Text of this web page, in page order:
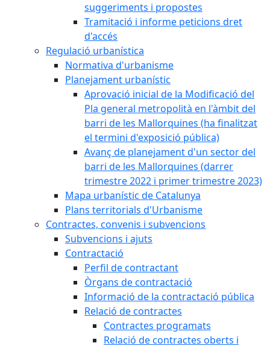
suggeriments i propostes
Tramitació i informe peticions dret
d'accés
Regulació urbanística
Normativa d'urbanisme
Planejament urbanístic
Aprovació inicial de la Modificació del
Pla general metropolità en l'àmbit del
barri de les Mallorquines (ha finalitzat
el termini d'exposició pública)
Avanç de planejament d'un sector del
barri de les Mallorquines (darrer
trimestre 2022 i primer trimestre 2023)
Mapa urbanístic de Catalunya
Plans territorials d'Urbanisme
Contractes, convenis i subvencions
Subvencions i ajuts
Contractació
Perfil de contractant
Òrgans de contractació
Informació de la contractació pública
Relació de contractes
Contractes programats
Relació de contractes oberts i